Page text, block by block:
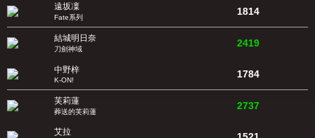
遠坂凜
Fate系列 1814
結城明日奈
刀劍神域 2419
中野梓
K-ON!
1784
芙莉蓮
葬送的芙莉蓮 2737
艾拉